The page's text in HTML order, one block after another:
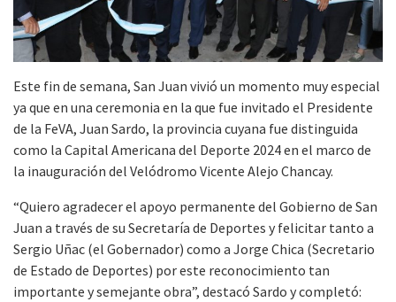
Este fin de semana, San Juan vivió un momento muy especial
ya que en una ceremonia en la que fue invitado el Presidente
de la FeVA, Juan Sardo, la provincia cuyana fue distinguida
como la Capital Americana del Deporte 2024 en el marco de
la inauguración del Velódromo Vicente Alejo Chancay.
“Quiero agradecer el apoyo permanente del Gobierno de San
Juan a través de su Secretaría de Deportes y felicitar tanto a
Sergio Uñac (el Gobernador) como a Jorge Chica (Secretario
de Estado de Deportes) por este reconocimiento tan
importante y semejante obra”, destacó Sardo y completó: